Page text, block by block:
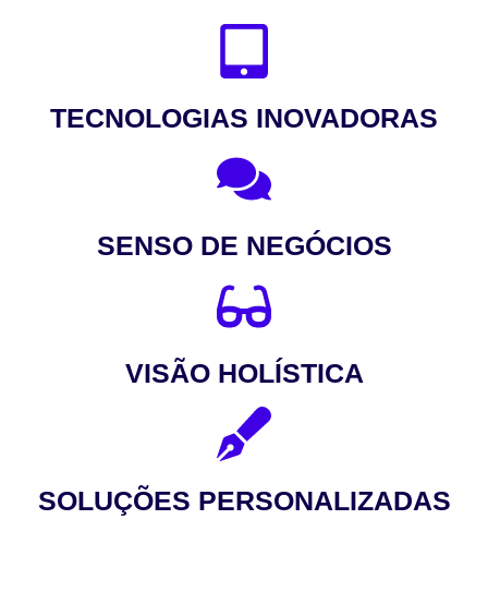
TECNOLOGIAS INOVADORAS
SENSO DE NEGÓCIOS
VISÃO HOLÍSTICA
SOLUÇÕES PERSONALIZADAS